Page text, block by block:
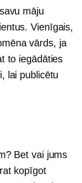
māju
Vienīgais,
vārds, ja
to iegādāties
lai publicētu
Bet vai jums
kopīgot